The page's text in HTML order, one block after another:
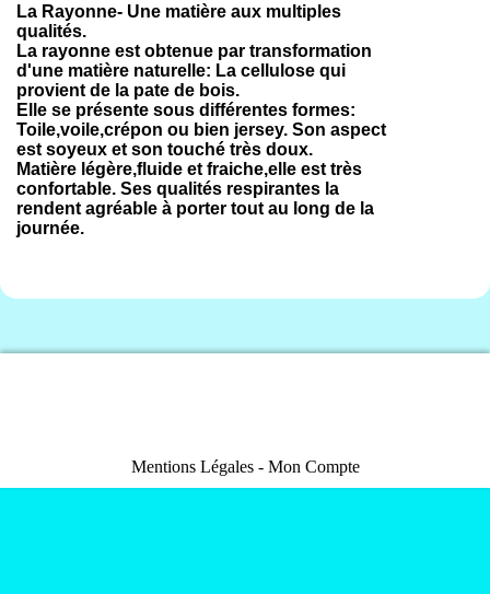
La Rayonne- Une matière aux multiples
qualités.
La rayonne est obtenue par transformation
d'une matière naturelle: La cellulose qui
provient de la pate de bois.
Elle se présente sous différentes formes:
Toile,voile,crépon ou bien jersey. Son aspect
est soyeux et son touché très doux.
Matière légère,fluide et fraiche,elle est très
confortable. Ses qualités respirantes la
rendent agréable à porter tout au long de la
journée.
Mentions Légales Mon Compte